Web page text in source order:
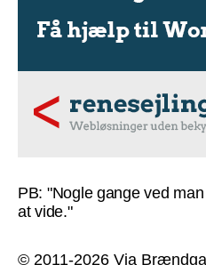
PB: "Nogle gange ved
at vide."
© 2011-2026 Via